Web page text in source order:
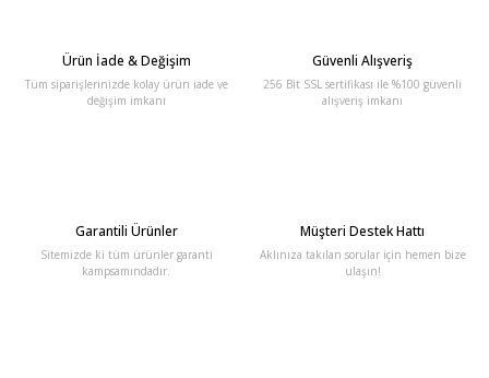
Ürün İade & Değişim
Tüm siparişlerinizde kolay ürün iade ve
değişim imkanı
Güvenli Alışveriş
256 Bit SSL sertifikası ile %100 güvenli
alışveriş imkanı
Garantili Ürünler
Sitemizde ki tüm ürünler garanti
kampsamındadır.
Müşteri Destek Hattı
Aklınıza takılan sorular için hemen bize
ulaşın!